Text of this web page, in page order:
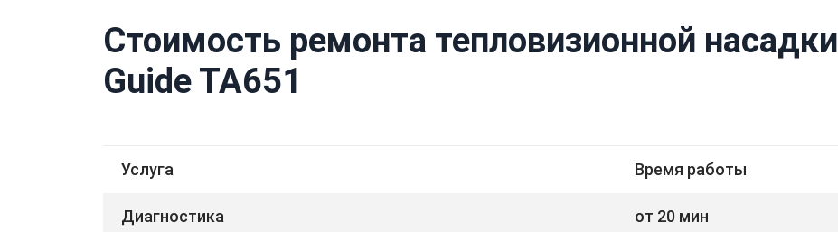
Стоимость ремонта тепловизионной насадки
Guide TA651
Услуга Время работы
Диагностика от 20 мин